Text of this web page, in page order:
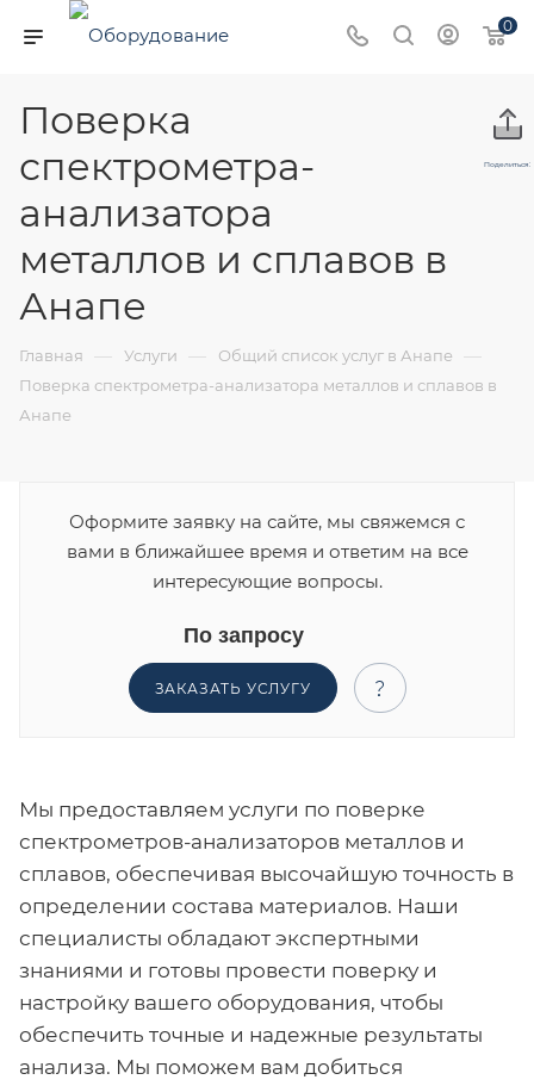
0
Поделиться:
Поверка
спектрометра-
анализатора
металлов и сплавов в
Анапе
Главная — Услуги — Общий список услуг в Анапе —
Поверка спектрометра-анализатора металлов и сплавов в
Анапе
Оформите заявку на сайте, мы свяжемся с
вами в ближайшее время и ответим на все
интересующие вопросы.
По запросу
ЗАКАЗАТЬ УСЛУГУ
Мы предоставляем услуги по поверке
спектрометров-анализаторов металлов и
сплавов, обеспечивая высочайшую точность в
определении состава материалов. Наши
специалисты обладают экспертными
знаниями и готовы провести поверку и
настройку вашего оборудования, чтобы
обеспечить точные и надежные результаты
анализа. Мы поможем вам добиться